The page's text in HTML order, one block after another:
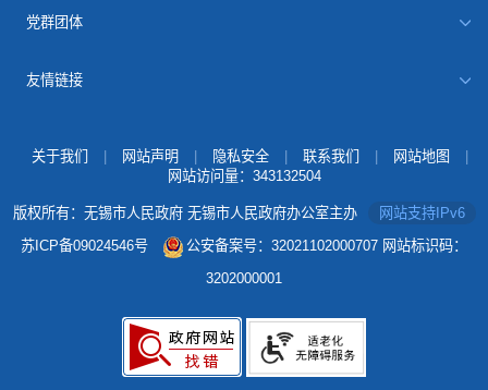
党群团体
友情链接
关于我们 网站声明 隐私安全 联系我们 网站地图
网站访问量： 343132504
版权所有：无锡市人民政府 无锡市人民政府办公室主办
网站支持IPv6
苏ICP备09024546号
公安备案号：32021102000707 网站标识码：
3202000001